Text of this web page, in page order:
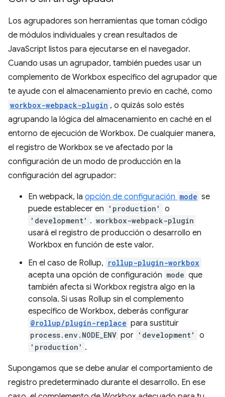
Los agrupadores son herramientas que toman código
de módulos individuales y crean resultados de
JavaScript listos para ejecutarse en el navegador.
Cuando usas un agrupador, también puedes usar un
complemento de Workbox específico del agrupador que
te ayude con el almacenamiento previo en caché, como
workbox-webpack-plugin , o quizás solo estés
agrupando la lógica del almacenamiento en caché en el
entorno de ejecución de Workbox. De cualquier manera,
el registro de Workbox se ve afectado por la
configuración de un modo de producción en la
configuración del agrupador:
En webpack, la opción de configuración mode se
puede establecer en
'production' o
'development' . workbox-webpack-plugin
usará el registro de producción o desarrollo en
Workbox en función de este valor.
En el caso de Rollup, rollup-plugin-workbox
acepta una opción de configuración mode que
también afecta si Workbox registra algo en la
consola. Si usas Rollup sin el complemento
específico de Workbox, deberás configurar
@rollup/plugin-replace para sustituir
process.env.NODE_ENV por 'development' o
'production' .
Supongamos que se debe anular el comportamiento de
registro predeterminado durante el desarrollo. En ese